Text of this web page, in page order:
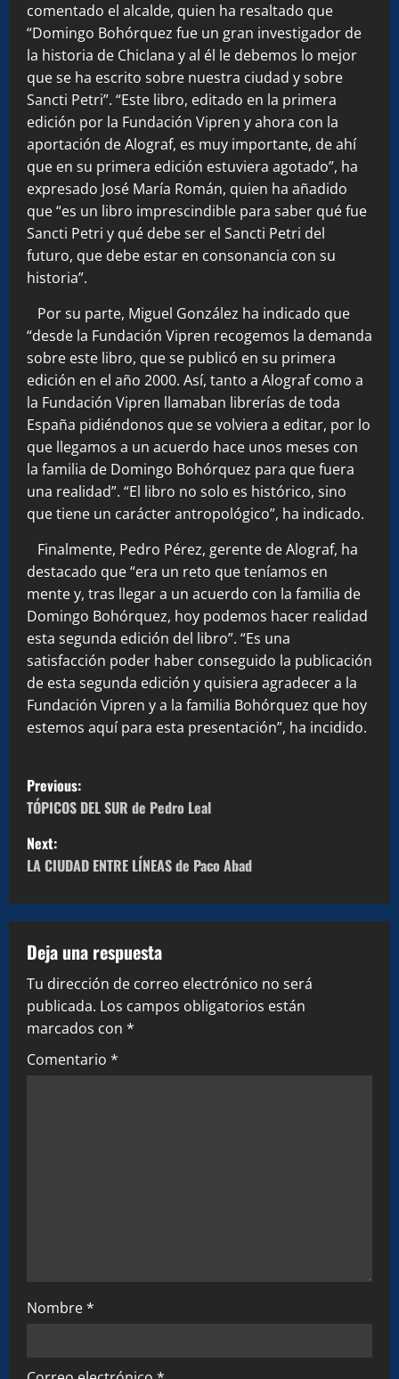
comentado el alcalde, quien ha resaltado que
“Domingo Bohórquez fue un gran investigador de
la historia de Chiclana y al él le debemos lo mejor
que se ha escrito sobre nuestra ciudad y sobre
Sancti Petri”. “Este libro, editado en la primera
edición por la Fundación Vipren y ahora con la
aportación de Alograf, es muy importante, de ahí
que en su primera edición estuviera agotado”, ha
expresado José María Román, quien ha añadido
que “es un libro imprescindible para saber qué fue
Sancti Petri y qué debe ser el Sancti Petri del
futuro, que debe estar en consonancia con su
historia”.
Por su parte, Miguel González ha indicado que
“desde la Fundación Vipren recogemos la demanda
sobre este libro, que se publicó en su primera
edición en el año 2000. Así, tanto a Alograf como a
la Fundación Vipren llamaban librerías de toda
España pidiéndonos que se volviera a editar, por lo
que llegamos a un acuerdo hace unos meses con
la familia de Domingo Bohórquez para que fuera
una realidad”. “El libro no solo es histórico, sino
que tiene un carácter antropológico”, ha indicado.
Finalmente, Pedro Pérez, gerente de Alograf, ha
destacado que “era un reto que teníamos en
mente y, tras llegar a un acuerdo con la familia de
Domingo Bohórquez, hoy podemos hacer realidad
esta segunda edición del libro”. “Es una
satisfacción poder haber conseguido la publicación
de esta segunda edición y quisiera agradecer a la
Fundación Vipren y a la familia Bohórquez que hoy
estemos aquí para esta presentación”, ha incidido.
P
o
s
n
a
v
i
g
Previous:
TÓPICOS DEL SUR de Pedro Leal
Next:
LA CIUDAD ENTRE LÍNEAS de Paco Abad
Deja una respuesta
Tu dirección de correo electrónico no será
publicada. Los campos obligatorios están
marcados con *
Comentario *
Nombre*